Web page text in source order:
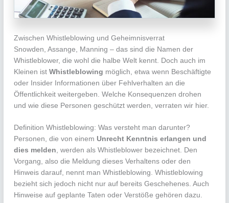
Zwischen Whistleblowing und Geheimnisverrat
Snowden, Assange, Manning – das sind die Namen der
Whistleblower, die wohl die halbe Welt kennt. Doch auch im
Kleinen istWhistleblowing möglich, etwa wenn Beschäftigte
oder Insider Informationen über Fehlverhalten an die
Öffentlichkeit weitergeben. Welche Konsequenzen drohen
und wie diese Personen geschützt werden, verraten wir hier.
Definition Whistleblowing: Was versteht man darunter?
Personen, die von einem Unrecht Kenntnis erlangen und
dies melden, werden als Whistleblower bezeichnet. Den
Vorgang, also die Meldung dieses Verhaltens oder den
Hinweis darauf, nennt man Whistleblowing. Whistleblowing
bezieht sich jedoch nicht nur auf bereits Geschehenes. Auch
Hinweise auf geplante Taten oder Verstöße gehören dazu.